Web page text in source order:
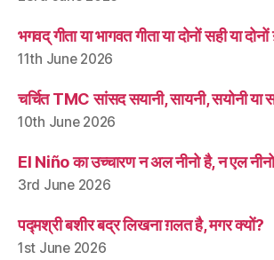
भगवद् गीता या भागवत गीता या दोनों सही या
11th June 2026
चर्चित TMC सांसद सयानी, सायनी, सयोनी या
10th June 2026
El Niño का उच्चारण न अल नीनो है, न एल नीनो
3rd June 2026
पद्मश्री बशीर बद्र लिखना ग़लत है, मगर क्यों?
1st June 2026